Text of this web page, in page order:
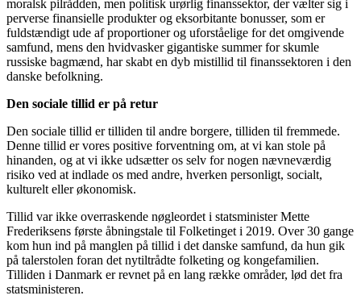
moralsk pilrådden, men politisk urørlig finanssektor, der vælter sig i
perverse finansielle produkter og eksorbitante bonusser, som er
fuldstændigt ude af proportioner og uforståelige for det omgivende
samfund, mens den hvidvasker gigantiske summer for skumle
russiske bagmænd, har skabt en dyb mistillid til finanssektoren i den
danske befolkning.
Den sociale tillid er på retur
Den sociale tillid er tilliden til andre borgere, tilliden til fremmede.
Denne tillid er vores positive forventning om, at vi kan stole på
hinanden, og at vi ikke udsætter os selv for nogen nævneværdig
risiko ved at indlade os med andre, hverken personligt, socialt,
kulturelt eller økonomisk.
Tillid var ikke overraskende nøgleordet i statsminister Mette
Frederiksens første åbningstale til Folketinget i 2019. Over 30 gange
kom hun ind på manglen på tillid i det danske samfund, da hun gik
på talerstolen foran det nytiltrådte folketing og kongefamilien.
Tilliden i Danmark er revnet på en lang række områder, lød det fra
statsministeren.